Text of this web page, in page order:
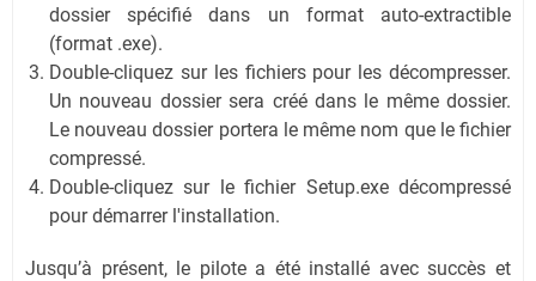
dossier spécifié dans un format auto-extractible
(format .exe).
Double-cliquez sur les fichiers pour les décompresser.
Un nouveau dossier sera créé dans le même dossier.
Le nouveau dossier portera le même nom que le fichier
compressé.
Double-cliquez sur le fichier Setup.exe décompressé
pour démarrer l'installation.
Jusqu’à présent, le pilote a été installé avec succès et